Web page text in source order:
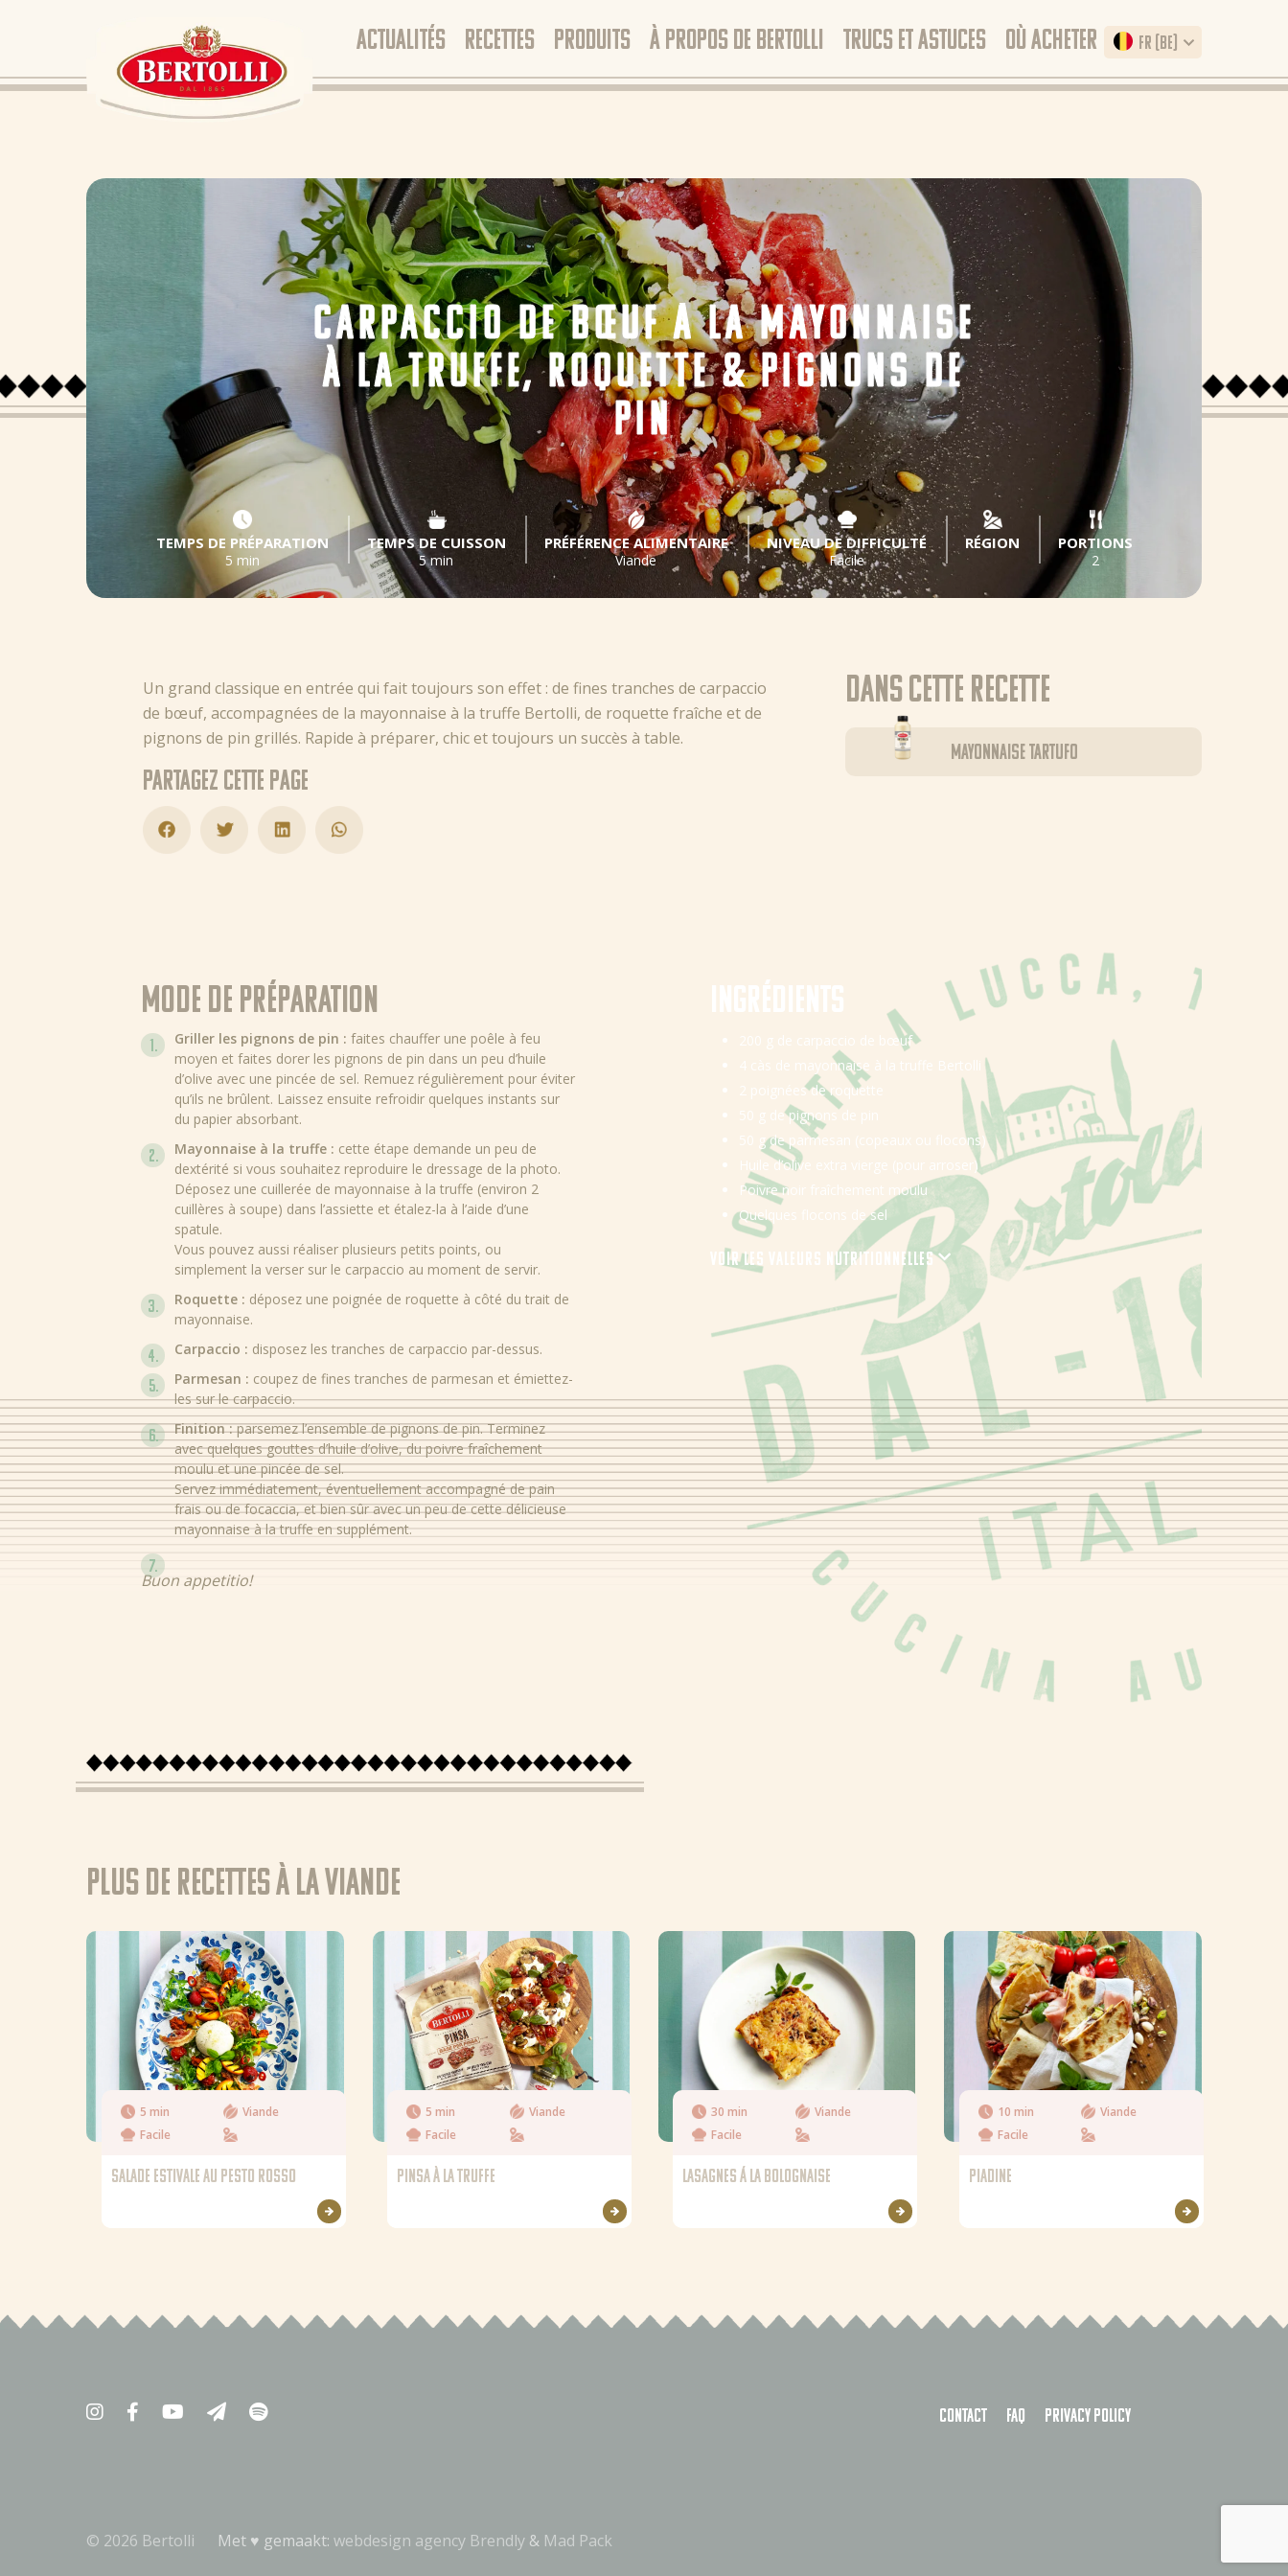
ACTUALITÉS RECETTES PRODUITS À PROPOS DE BERTOLLI TRUCS ET ASTUCES OÙ ACHETER FR (BE)
CARPACCIO DE BŒUF À LA MAYONNAISE
À LA TRUFFE, ROQUETTE & PIGNONS DE
PIN
TEMPS DE PRÉPARATION
5 min
TEMPS DE CUISSON
5 min
PRÉFÉRENCE ALIMENTAIRE
Viande
NIVEAU DE DIFFICULTÉ
Facile
RÉGION PORTIONS
2
Un grand classique en entrée qui fait toujours son effet : de fines tranches de carpaccio
de bœuf, accompagnées de la mayonnaise à la truffe Bertolli, de roquette fraîche et de
pignons de pin grillés. Rapide à préparer, chic et toujours un succès à table.
Partagez cette page
Dans cette recette
Mayonnaise Tartufo
Mode de préparation
Griller les pignons de pin : faites chauffer une poêle à feu
moyen et faites dorer les pignons de pin dans un peu d’huile
d’olive avec une pincée de sel. Remuez régulièrement pour éviter
qu’ils ne brûlent. Laissez ensuite refroidir quelques instants sur
du papier absorbant.
Mayonnaise à la truffe : cette étape demande un peu de
dextérité si vous souhaitez reproduire le dressage de la photo.
Déposez une cuillerée de mayonnaise à la truffe (environ 2
cuillères à soupe) dans l’assiette et étalez-la à l’aide d’une
spatule.
Vous pouvez aussi réaliser plusieurs petits points, ou
simplement la verser sur le carpaccio au moment de servir.
Roquette : déposez une poignée de roquette à côté du trait de
mayonnaise.
Carpaccio : disposez les tranches de carpaccio par-dessus.
Parmesan : coupez de fines tranches de parmesan et émiettez-
les sur le carpaccio.
Finition :parsemez l’ensemble de pignons de pin. Terminez
avec quelques gouttes d’huile d’olive, du poivre fraîchement
moulu et une pincée de sel.
Servez immédiatement, éventuellement accompagné de pain
frais ou de focaccia, et bien sûr avec un peu de cette délicieuse
mayonnaise à la truffe en supplément.
Buon appetitio!
Ingrédients
200 g de carpaccio de bœuf
4 càs de mayonnaise à la truffe Bertolli
2 poignées de roquette
50 g de pignons de pin
50 g de parmesan (copeaux ou flocons)
Huile d’olive extra vierge (pour arroser)
Poivre noir fraîchement moulu
Quelques flocons de sel
Voir les valeurs nutritionnelles
Protéines
Sucres
Fibres
Graisse
Matières grasses
Sel
Plus de recettes à la Viande
5 min
Viande
Facile
SALADE ESTIVALE AU PESTO ROSSO
5 min
Viande
Facile
PINSA À LA TRUFFE
30 min
Viande
Facile
LASAGNES Á LA BOLOGNAISE
10 min
Viande
Facile
PIADINE
Contact FAQ Privacy policy
© 2026 Bertolli Met ♥︎ gemaakt: webdesign agency Brendly & Mad Pack